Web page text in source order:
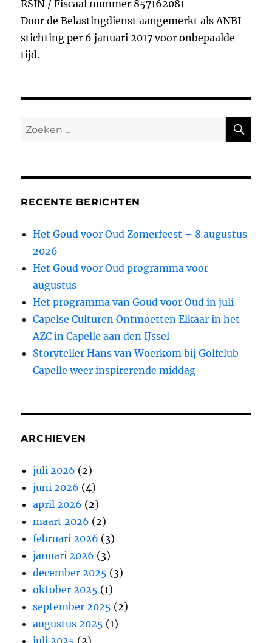
k
RSIN / Fiscaal nummer 857162081
Door de Belastingdienst aangemerkt als ANBI
stichting per 6 januari 2017 voor onbepaalde
tijd.
Zoeken
naar:
RECENTE BERICHTEN
Het Goud voor Oud Zomerfeest – 8 augustus
2026
Het Goud voor Oud programma voor
augustus
Het programma van Goud voor Oud in juli
Capelse Culturen Ontmoetten Elkaar in het
AZC in Capelle aan den IJssel
Storyteller Hans van Woerkom bij Golfclub
Capelle weer inspirerende middag
ARCHIEVEN
juli 2026 (2)
juni 2026 (4)
april 2026 (2)
maart 2026 (2)
februari 2026 (3)
januari 2026 (3)
december 2025 (3)
oktober 2025 (1)
september 2025 (2)
augustus 2025 (1)
juli 2025 (2)